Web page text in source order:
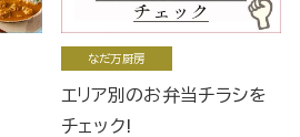
なだ万厨房
エリア別のお弁当チラシを
チェック!